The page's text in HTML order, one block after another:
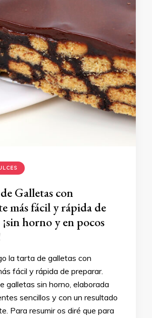
Galletas con
más fácil y rápida de
horno y en pocos
la tarta de galletas con
fácil y rápida de preparar.
galletas sin horno, elaborada
sencillos y con un resultado
Para resumir os diré que para